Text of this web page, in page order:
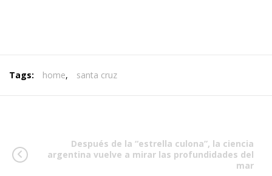
Tags: home, santa cruz
Después de la “estrella culona”, la ciencia
argentina vuelve a mirar las profundidades del
mar